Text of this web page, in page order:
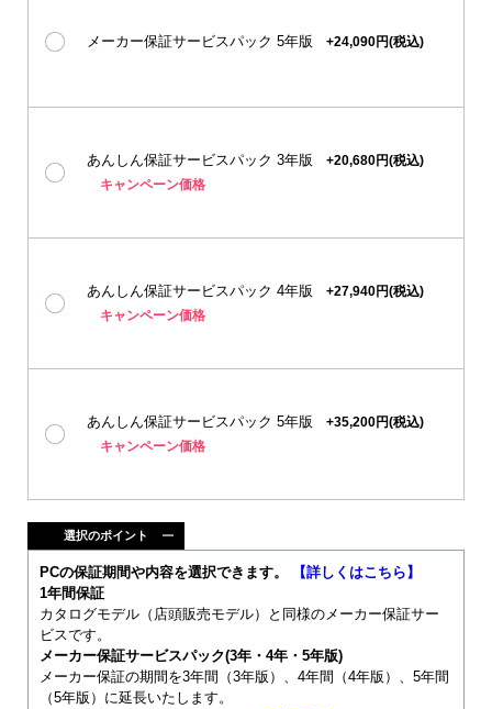
メーカー保証サービスパック 5年版 +24,090円(税込)
あんしん保証サービスパック 3年版
+20,680円(税込)
キャンペーン価格
あんしん保証サービスパック 4年版
+27,940円(税込)
キャンペーン価格
あんしん保証サービスパック 5年版
+35,200円(税込)
キャンペーン価格
選択のポイント
PCの保証期間や内容を選択できます。
【詳しくはこちら】
1年間保証
カタログモデル（店頭販売モデル）と同様のメーカー保証サー
ビスです。
メーカー保証サービスパック(3年・4年・5年版)
メーカー保証の期間を3年間（3年版）、4年間（4年版）、5年間
（5年版）に延長いたします。